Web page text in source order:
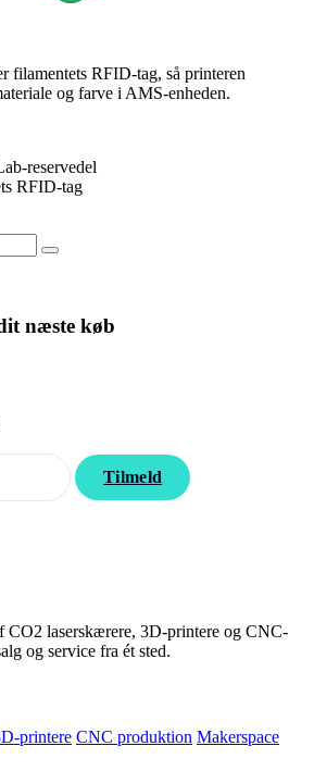
RFID-tag, så printeren
og farve i AMS-enheden.
reservedel
RFID-tag
næste køb
Tilmeld
CO2 laserskærere, 3D-printere og CNC-
og service fra ét sted.
printere CNC produktion Makerspace